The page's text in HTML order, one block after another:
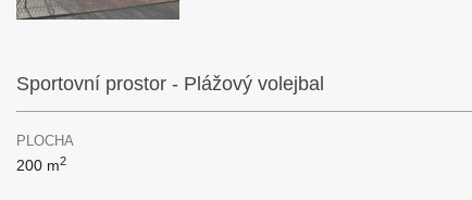
Sportovní prostor - Plážový volejbal
PLOCHA
200 m2